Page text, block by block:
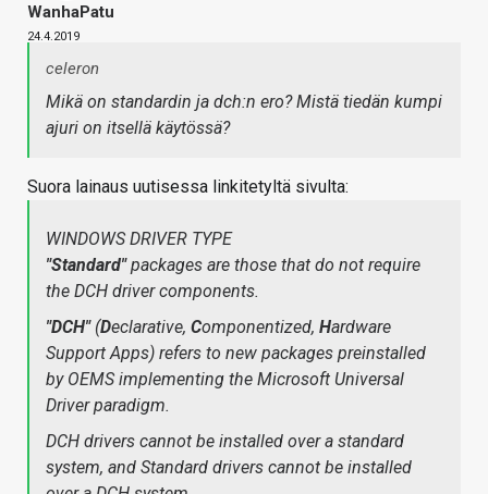
WanhaPatu
24.4.2019
celeron
Mikä on standardin ja dch:n ero? Mistä tiedän kumpi
ajuri on itsellä käytössä?
Suora lainaus uutisessa linkitetyltä sivulta:
WINDOWS DRIVER TYPE
"Standard"packages are those that do not require
the DCH driver components.
"DCH"(Declarative, Componentized, Hardware
Support Apps) refers to new packages preinstalled
by OEMS implementing the Microsoft Universal
Driver paradigm.
DCH drivers cannot be installed over a standard
system, and Standard drivers cannot be installed